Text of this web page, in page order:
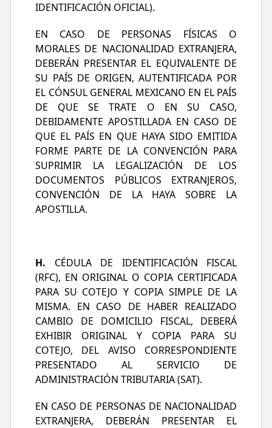
IDENTIFICACIÓN OFICIAL).
EN CASO DE PERSONAS FÍSICAS O
MORALES DE NACIONALIDAD EXTRANJERA,
DEBERÁN PRESENTAR EL EQUIVALENTE DE
SU PAÍS DE ORIGEN, AUTENTIFICADA POR
EL CÓNSUL GENERAL MEXICANO EN EL PAÍS
DE QUE SE TRATE O EN SU CASO,
DEBIDAMENTE APOSTILLADA EN CASO DE
QUE EL PAÍS EN QUE HAYA SIDO EMITIDA
FORME PARTE DE LA CONVENCIÓN PARA
SUPRIMIR LA LEGALIZACIÓN DE LOS
DOCUMENTOS PÚBLICOS EXTRANJEROS,
CONVENCIÓN DE LA HAYA SOBRE LA
APOSTILLA.
H. CÉDULA DE IDENTIFICACIÓN FISCAL
(RFC), EN ORIGINAL O COPIA CERTIFICADA
PARA SU COTEJO Y COPIA SIMPLE DE LA
MISMA. EN CASO DE HABER REALIZADO
CAMBIO DE DOMICILIO FISCAL, DEBERÁ
EXHIBIR ORIGINAL Y COPIA PARA SU
COTEJO, DEL AVISO CORRESPONDIENTE
PRESENTADO AL SERVICIO DE
ADMINISTRACIÓN TRIBUTARIA (SAT).
EN CASO DE PERSONAS DE NACIONALIDAD
EXTRANJERA, DEBERÁN PRESENTAR EL